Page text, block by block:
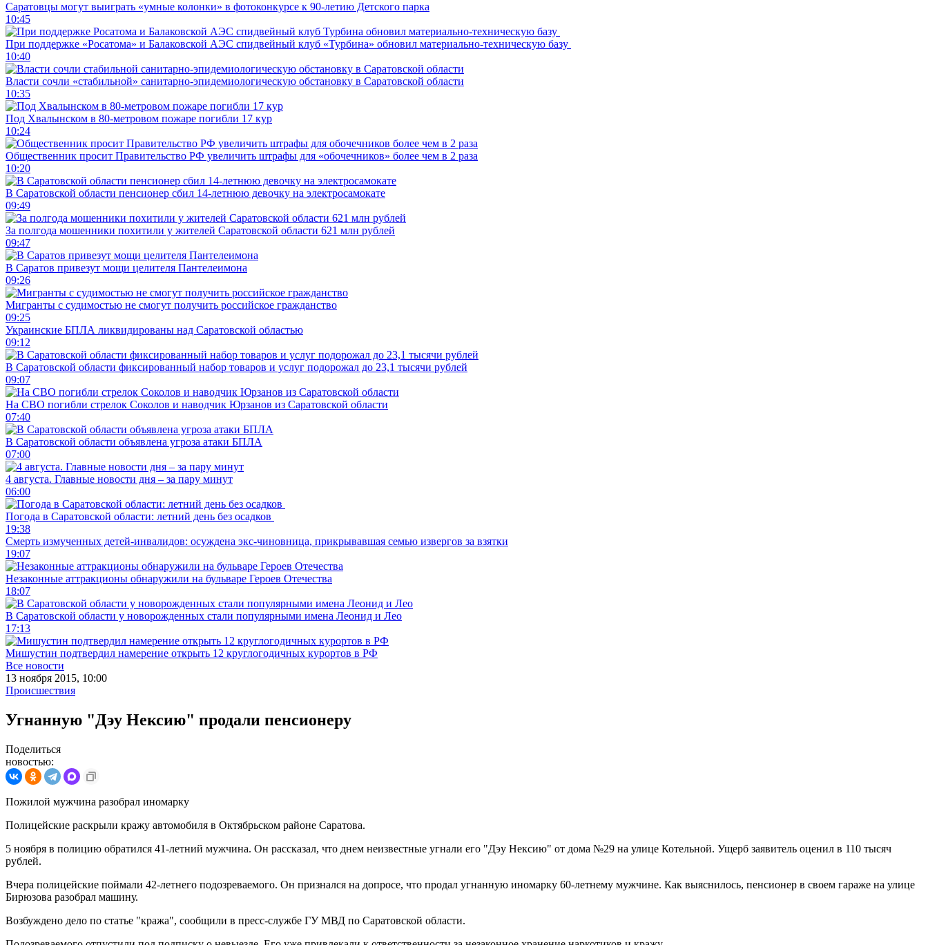
Саратовцы могут выиграть «умные колонки» в фотоконкурсе к 90-летию Детского парка
10:45
При поддержке «Росатома» и Балаковской АЭС спидвейный клуб «Турбина» обновил материально-техническую базу
10:40
Власти сочли «стабильной» санитарно-эпидемиологическую обстановку в Саратовской области
10:35
Под Хвалынском в 80-метровом пожаре погибли 17 кур
10:24
Общественник просит Правительство РФ увеличить штрафы для «обочечников» более чем в 2 раза
10:20
В Саратовской области пенсионер сбил 14-летнюю девочку на электросамокате
09:49
За полгода мошенники похитили у жителей Саратовской области 621 млн рублей
09:47
В Саратов привезут мощи целителя Пантелеимона
09:26
Мигранты с судимостью не смогут получить российское гражданство
09:25
Украинские БПЛА ликвидированы над Саратовской областью
09:12
В Саратовской области фиксированный набор товаров и услуг подорожал до 23,1 тысячи рублей
09:07
На СВО погибли стрелок Соколов и наводчик Юрзанов из Саратовской области
07:40
В Саратовской области объявлена угроза атаки БПЛА
07:00
4 августа. Главные новости дня – за пару минут
06:00
Погода в Саратовской области: летний день без осадков
19:38
Смерть измученных детей-инвалидов: осуждена экс-чиновница, прикрывавшая семью извергов за взятки
19:07
Незаконные аттракционы обнаружили на бульваре Героев Отечества
18:07
В Саратовской области у новорожденных стали популярными имена Леонид и Лео
17:13
Мишустин подтвердил намерение открыть 12 круглогодичных курортов в РФ
Все новости
13 ноября 2015, 10:00
Происшествия
Угнанную "Дэу Нексию" продали пенсионеру
Поделиться
новостью:
Пожилой мужчина разобрал иномарку
Полицейские раскрыли кражу автомобиля в Октябрьском районе Саратова.
5 ноября в полицию обратился 41-летний мужчина. Он рассказал, что днем неизвестные угнали его "Дэу Нексию" от дома №29 на улице Котельной. Ущерб заявитель оценил в 110 тысяч
рублей.
Вчера полицейские поймали 42-летнего подозреваемого. Он признался на допросе, что продал угнанную иномарку 60-летнему мужчине. Как выяснилось, пенсионер в своем гараже на улице
Бирюзова разобрал машину.
Возбуждено дело по статье "кража", сообщили в пресс-службе ГУ МВД по Саратовской области.